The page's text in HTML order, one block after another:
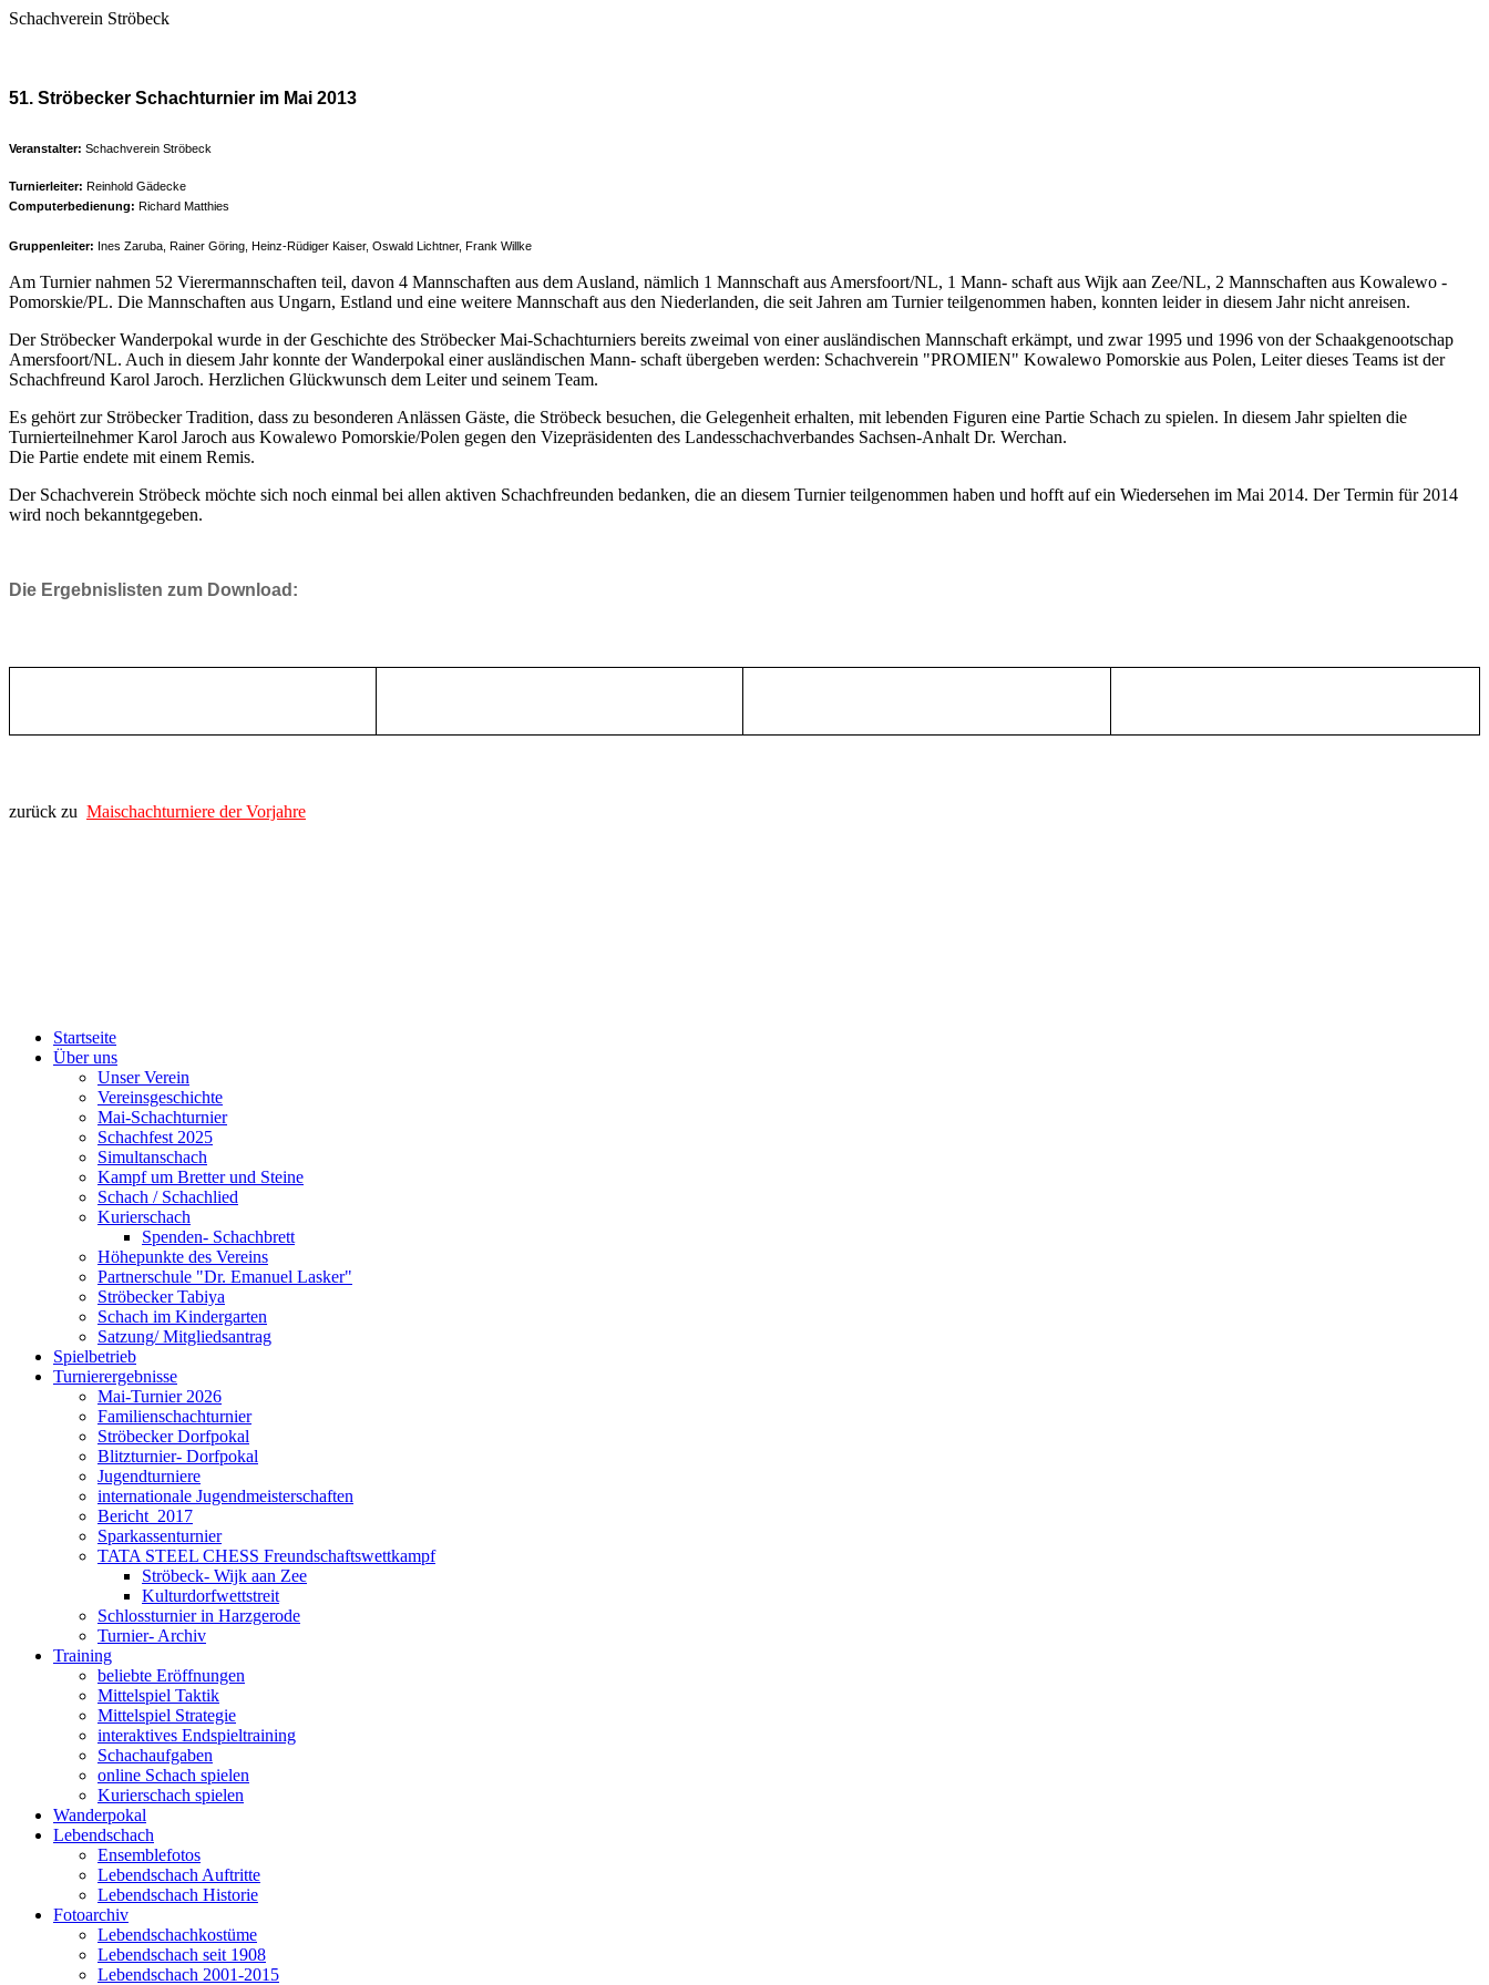
Schachverein Ströbeck
51. Ströbecker Schachturnier im Mai 2013
Veranstalter: Schachverein Ströbeck
Turnierleiter: Reinhold Gädecke
Computerbedienung: Richard Matthies
Gruppenleiter: Ines Zaruba, Rainer Göring, Heinz-Rüdiger Kaiser, Oswald Lichtner, Frank Willke
Am Turnier nahmen 52 Vierermannschaften teil, davon 4 Mannschaften aus dem Ausland, nämlich 1 Mannschaft aus Amersfoort/NL, 1 Mann- schaft aus Wijk aan Zee/NL, 2 Mannschaften aus Kowalewo -
Pomorskie/PL. Die Mannschaften aus Ungarn, Estland und eine weitere Mannschaft aus den Niederlanden, die seit Jahren am Turnier teilgenommen haben, konnten leider in diesem Jahr nicht anreisen.
Der Ströbecker Wanderpokal wurde in der Geschichte des Ströbecker Mai-Schachturniers bereits zweimal von einer ausländischen Mannschaft erkämpt, und zwar 1995 und 1996 von der Schaakgenootschap
Amersfoort/NL. Auch in diesem Jahr konnte der Wanderpokal einer ausländischen Mann- schaft übergeben werden: Schachverein "PROMIEN" Kowalewo Pomorskie aus Polen, Leiter dieses Teams ist der
Schachfreund Karol Jaroch. Herzlichen Glückwunsch dem Leiter und seinem Team.
Es gehört zur Ströbecker Tradition, dass zu besonderen Anlässen Gäste, die Ströbeck besuchen, die Gelegenheit erhalten, mit lebenden Figuren eine Partie Schach zu spielen. In diesem Jahr spielten die
Turnierteilnehmer Karol Jaroch aus Kowalewo Pomorskie/Polen gegen den Vizepräsidenten des Landesschachverbandes Sachsen-Anhalt Dr. Werchan.
Die Partie endete mit einem Remis.
Der Schachverein Ströbeck möchte sich noch einmal bei allen aktiven Schachfreunden bedanken, die an diesem Turnier teilgenommen haben und hofft auf ein Wiedersehen im Mai 2014. Der Termin für 2014
wird noch bekanntgegeben.
Die Ergebnislisten zum Download:
zurück zu Maischachturniere der Vorjahre
Startseite
Über uns
Unser Verein
Vereinsgeschichte
Mai-Schachturnier
Schachfest 2025
Simultanschach
Kampf um Bretter und Steine
Schach / Schachlied
Kurierschach
Spenden- Schachbrett
Höhepunkte des Vereins
Partnerschule "Dr. Emanuel Lasker"
Ströbecker Tabiya
Schach im Kindergarten
Satzung/ Mitgliedsantrag
Spielbetrieb
Turnierergebnisse
Mai-Turnier 2026
Familienschachturnier
Ströbecker Dorfpokal
Blitzturnier- Dorfpokal
Jugendturniere
internationale Jugendmeisterschaften
Bericht_2017
Sparkassenturnier
TATA STEEL CHESS Freundschaftswettkampf
Ströbeck- Wijk aan Zee
Kulturdorfwettstreit
Schlossturnier in Harzgerode
Turnier- Archiv
Training
beliebte Eröffnungen
Mittelspiel Taktik
Mittelspiel Strategie
interaktives Endspieltraining
Schachaufgaben
online Schach spielen
Kurierschach spielen
Wanderpokal
Lebendschach
Ensemblefotos
Lebendschach Auftritte
Lebendschach Historie
Fotoarchiv
Lebendschachkostüme
Lebendschach seit 1908
Lebendschach 2001-2015